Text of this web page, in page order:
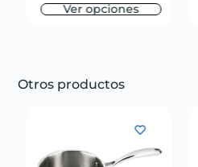
Ver opciones
Otros productos